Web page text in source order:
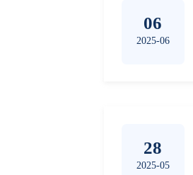
06
2025-06
28
2025-05